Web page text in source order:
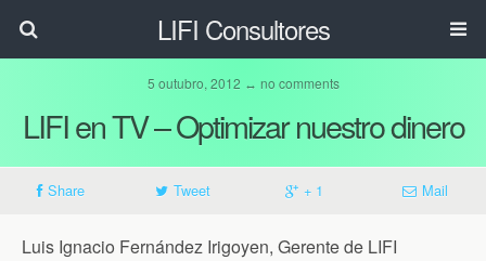
LIFI Consultores
5 outubro, 2012 ↔ no comments
LIFI en TV – Optimizar nuestro dinero
Share Tweet + 1 Mail
Luis Ignacio Fernández Irigoyen, Gerente de LIFI